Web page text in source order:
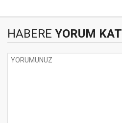
HABERE YORUM KAT